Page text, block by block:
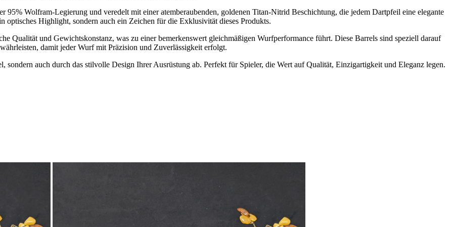
95% Wolfram-Legierung und veredelt mit einer atemberaubenden, goldenen Titan-Nitrid Beschichtung, die jedem Dartpfeil eine elegante
Highlight, sondern auch ein Zeichen für die Exklusivität dieses Produkts.
Qualität und Gewichtskonstanz, was zu einer bemerkenswert gleichmäßigen Wurfperformance führt. Diese Barrels sind speziell darauf
damit jeder Wurf mit Präzision und Zuverlässigkeit erfolgt.
auch durch das stilvolle Design Ihrer Ausrüstung ab. Perfekt für Spieler, die Wert auf Qualität, Einzigartigkeit und Eleganz legen.